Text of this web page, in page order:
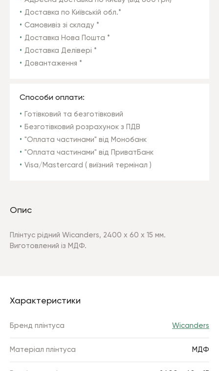
Доставка по Київській обл.*
Самовивіз зі складу *
Доставка Нова Пошта *
Доставка Делівері *
Довантаження *
Способи оплати:
Готівковий та безготівковий
Безготівковий розрахунок з ПДВ
"Оплата частинами" від Монобанк
"Оплата частинами" від ПриватБанк
Visa/Mastercard ( виїзний термінал )
Опис
Плінтус рідний Wicanders, 2400 x 60 х 15 мм.
Виготовлений із МДФ.
Характеристики
Бренд плінтуса Wicanders
Матеріал плінтуса МДФ